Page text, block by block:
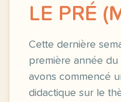
LE PRÉ
Cette dernière
première année du
avons commencé
didactique sur le